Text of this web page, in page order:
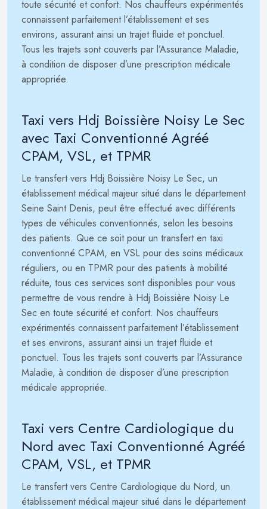
toute sécurité et confort. Nos chauffeurs expérimentés
connaissent parfaitement l’établissement et ses
environs, assurant ainsi un trajet fluide et ponctuel.
Tous les trajets sont couverts par l’Assurance Maladie,
à condition de disposer d’une prescription médicale
appropriée.
Taxi vers Hdj Boissière Noisy Le Sec
avec Taxi Conventionné Agréé
CPAM, VSL, et TPMR
Le transfert vers Hdj Boissière Noisy Le Sec, un
établissement médical majeur situé dans le département
Seine Saint Denis, peut être effectué avec différents
types de véhicules conventionnés, selon les besoins
des patients. Que ce soit pour un transfert en taxi
conventionné CPAM, en VSL pour des soins médicaux
réguliers, ou en TPMR pour des patients à mobilité
réduite, tous ces services sont disponibles pour vous
permettre de vous rendre à Hdj Boissière Noisy Le
Sec en toute sécurité et confort. Nos chauffeurs
expérimentés connaissent parfaitement l’établissement
et ses environs, assurant ainsi un trajet fluide et
ponctuel. Tous les trajets sont couverts par l’Assurance
Maladie, à condition de disposer d’une prescription
médicale appropriée.
Taxi vers Centre Cardiologique du
Nord avec Taxi Conventionné Agréé
CPAM, VSL, et TPMR
Le transfert vers Centre Cardiologique du Nord, un
établissement médical majeur situé dans le département